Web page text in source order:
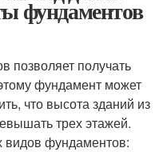
фундаментов
позволяет получать
фундамент может
что высота зданий из
трех этажей.
видов фундаментов: